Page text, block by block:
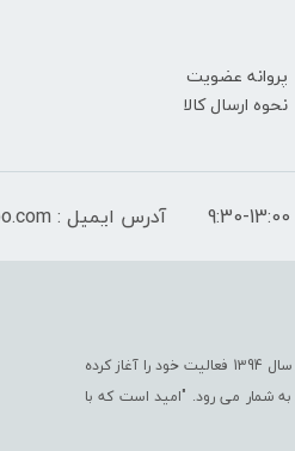
پروانه عضویت
نحوه ارسال کالا
آدرس ایمیل : peymantablo@yahoo.com
فروشگاه اینترنتی پیمان تابلو با هدف " ایجاد یک مرجع جامع جهت تأمین کلیّه ملزومات تابلو برق صنعتی " در سال 1394 فعالیت خود را آغاز کرده
صنعتی به شمار می رود. "امید است که با